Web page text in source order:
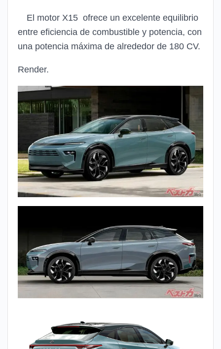
El motor X15 ofrece un excelente equilibrio
entre eficiencia de combustible y potencia, con
una potencia máxima de alrededor de 180 CV.
Render.